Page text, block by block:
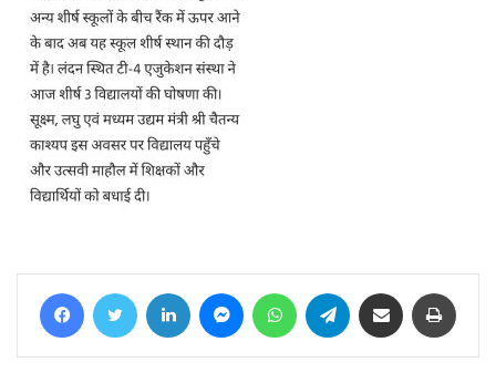
FacebookTwitter LinkedIn MessengerWhatsAppTelegram Share via Email